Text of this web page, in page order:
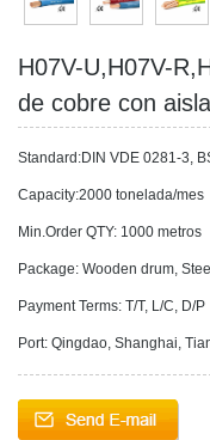
H07V-U,H07V-
de cobre con
Standard:DIN VDE 0281-3,
Capacity:2000 tonelada/mes
Min.Order QTY: 1000 metros
Package: Wooden drum,
Payment Terms: T/T, L/C, D/P
Port: Qingdao, Shanghai,